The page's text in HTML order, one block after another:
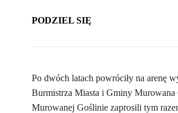
PODZIEL SIĘ
Po dwóch latach powróciły na arenę
Burmistrza Miasta i Gminy Murowana
Murowanej Goślinie zaprosili tym